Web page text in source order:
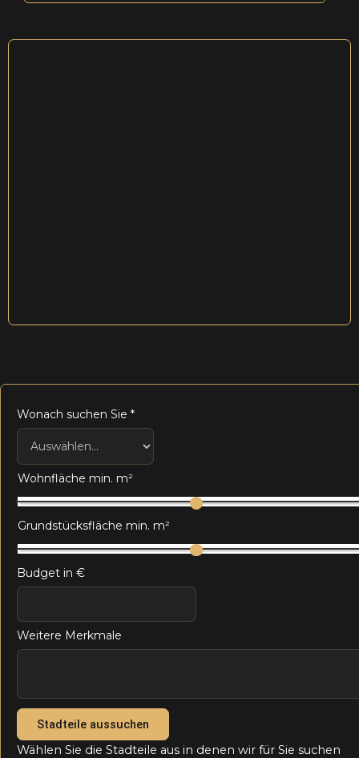
Wonach suchen Sie *
Wohnfläche min. m²
Grundstücksfläche min. m²
Budget in €
Weitere Merkmale
Stadteile aussuchen
Wählen Sie die Stadteile aus in denen wir für Sie suchen